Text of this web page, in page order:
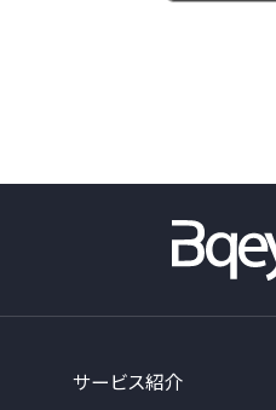
サービス紹介